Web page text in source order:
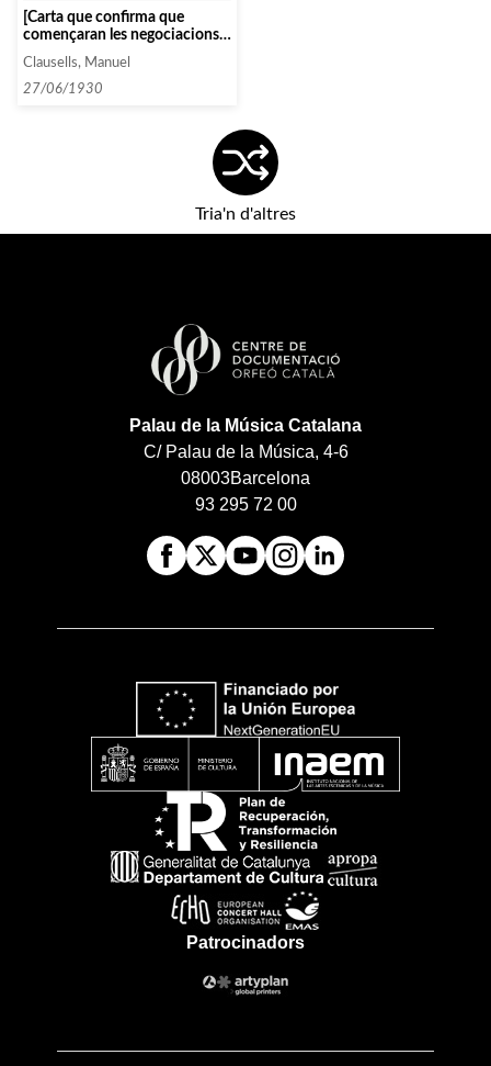
[Carta que confirma que
començaran les negociacions
Aktiengesellschaft]
Clausells, Manuel
27/06/1930
Tria'n d'altres
Palau de la Música Catalana
C/ Palau de la Música, 4-6
08003Barcelona
93 295 72 00
Patrocinadors